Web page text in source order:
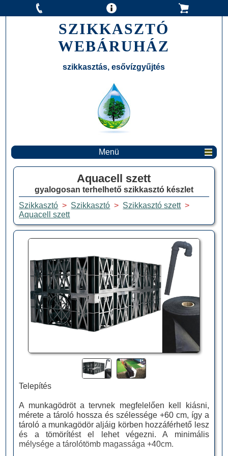
SZIKKASZTÓ
WEBÁRUHÁZ
szikkasztás, esővízgyűjtés
Menü
Aquacell szett
gyalogosan terhelhető szikkasztó készlet
Szikkasztó > Szikkasztó > Szikkasztó szett>
Aquacell szett
Telepítés
A munkagödröt a tervnek megfelelően kell kiásni,
mérete a tároló hossza és szélessége +60 cm, így a
tároló a munkagödör aljáig körben hozzáférhető lesz
és a tömörítést el lehet végezni. A minimális
mélysége a tárolótömb magassága +40cm.